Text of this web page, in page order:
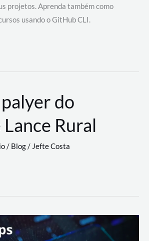
projetos. Aprenda também como
usando o GitHub CLI.
do
Rural
/ Blog/ Jefte Costa